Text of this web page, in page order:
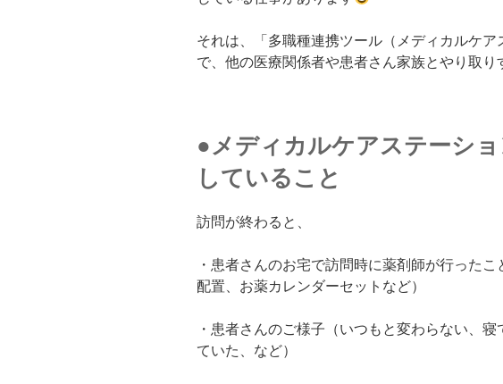
それは、「多職種連携ツール（メディカルケア
で、他の医療関係者や患者さん家族とやり取り
●メディカルケアステーシ
していること
訪問が終わると、
・患者さんのお宅で訪問時に薬剤師が行った
配置、お薬カレンダーセットなど）
・患者さんのご様子（いつもと変わらない、
ていた、など）